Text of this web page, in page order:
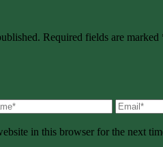
Required fields are marked
in this browser for the next